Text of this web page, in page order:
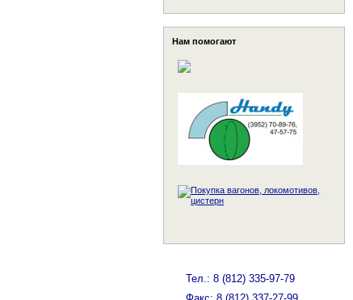
Нам помогают
Тел.: 8 (812) 335-97-79